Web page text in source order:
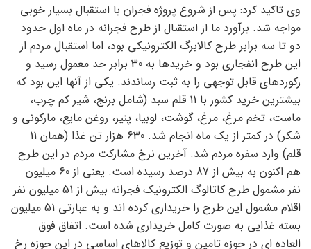
وی تاکید کرد: پس از شروع پروژه فجران با استقبال بسیار خوبی
مواجه شد. برآورد ما از استقبال از طرح فجرانه در ماه اول حدود
دو تا سه برابر طرح کالابرگ الکترونیکی بود، اما استقبال مردم از
این طرح انفجاری بود و خریدها به 30 برابر حد معمول رسید و
رکوردهای قابل توجهی را به ثبت رساندند. یکی از آنها این بود که
بیشترین خرید کشور با 11 قلم سبد (شامل برنج، شیر کم چرب،
ماست، تخم مرغ، مرغ، گوشت، لوبیا، پنیر، روغن مایع، مارکونی و
شکر) در کمتر از یک ماه انجام شد. 630 هزار تن غذا (همان 11
قلم) وارد سفره مردم شد. آخرین نرخ مشارکت مردم در این طرح
هم اکنون به بیش از 87 درصد رسیده است. یعنی از 60 میلیون
نفر مشمول طرح کاتالوگ الکترونیک فجرانه بیش از 51 میلیون نفر
اقلام مشمول این طرح را خریداری کرده اند و به عبارتی 51 میلیون
بسته غذایی به صورت کامل خریداری شده است. اتفاق فوق
العاده ای در حوزه تامین و توزیع کالاهای اساسی در این حوزه رخ